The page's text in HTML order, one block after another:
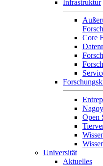
Infrastruktur
Core
Open
Universität
Aktuelles